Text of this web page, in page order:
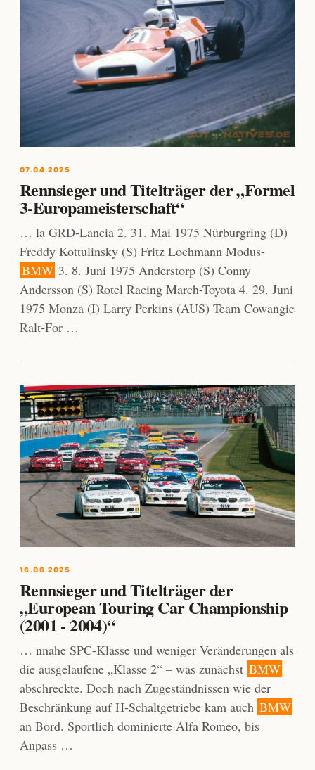
07.04.2025
Rennsieger und Titelträger der „Formel
3-Europameisterschaft“
… la GRD-Lancia 2. 31. Mai 1975 Nürburgring (D)
Freddy Kottulinsky (S) Fritz Lochmann Modus-
BMW 3. 8. Juni 1975 Anderstorp (S) Conny
Andersson (S) Rotel Racing March-Toyota 4. 29. Juni
1975 Monza (I) Larry Perkins (AUS) Team Cowangie
Ralt-For …
16.06.2025
Rennsieger und Titelträger der
„European Touring Car Championship
(2001 - 2004)“
… nnahe SPC-Klasse und weniger Veränderungen als
die ausgelaufene „Klasse 2“ – was zunächst BMW
abschreckte. Doch nach Zugeständnissen wie der
Beschränkung auf H-Schaltgetriebe kam auch BMW
an Bord. Sportlich dominierte Alfa Romeo, bis
Anpass …